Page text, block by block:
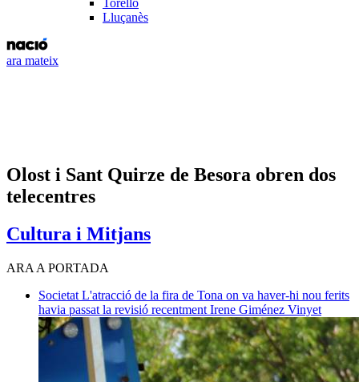
Lluçanès
ara mateix
Olost i Sant Quirze de Besora obren dos
telecentres
Cultura i Mitjans
ARA A PORTADA
Societat L'atracció de la fira de Tona on va haver-hi nou ferits
havia passat la revisió recentment Irene Giménez Vinyet